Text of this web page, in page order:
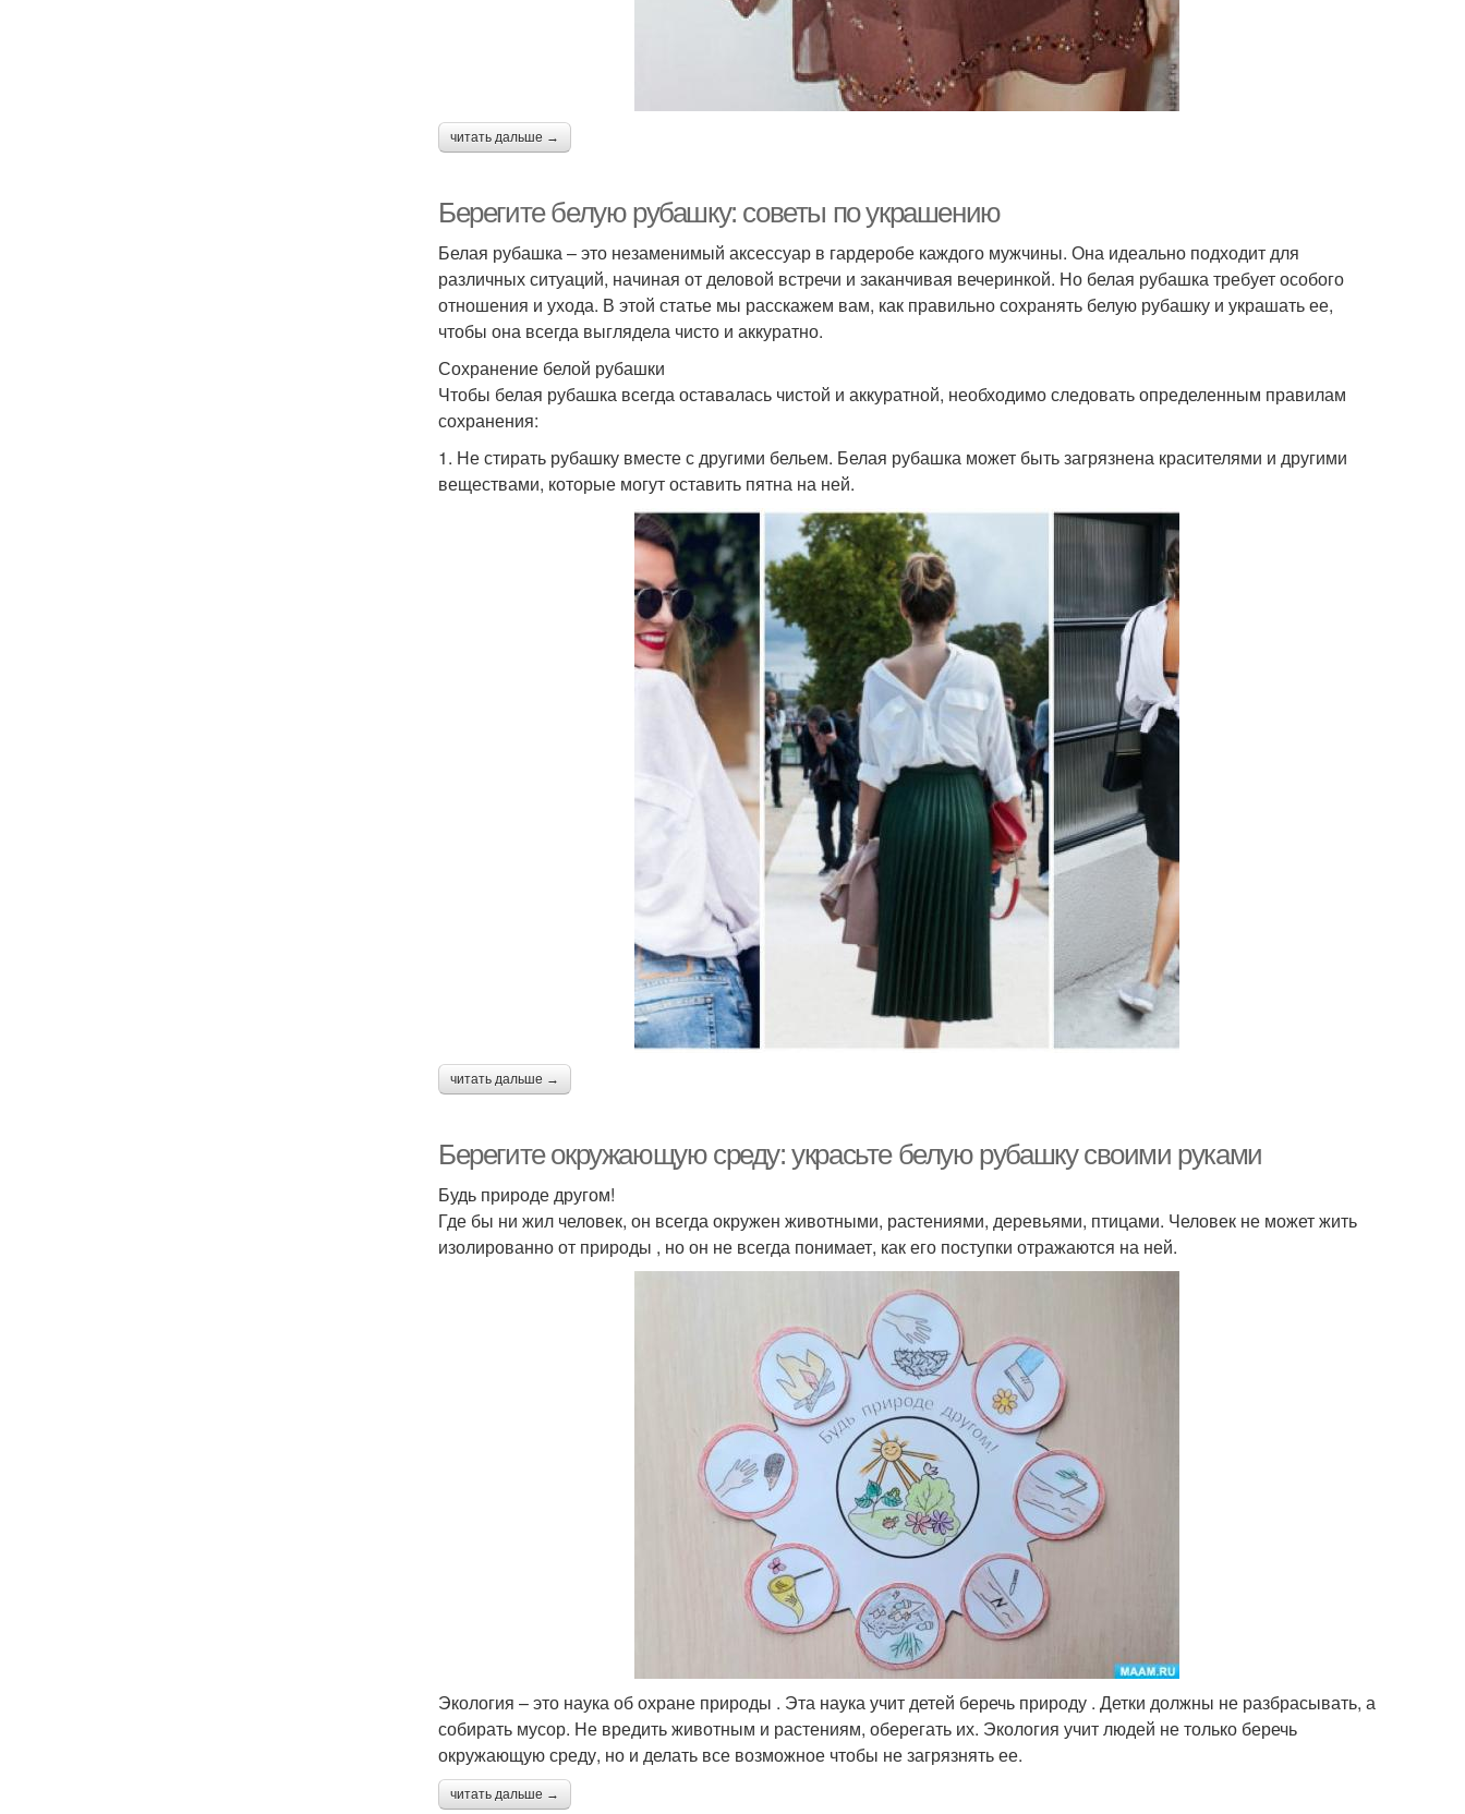
читать дальше →
Берегите белую рубашку: советы по украшению
Белая рубашка – это незаменимый аксессуар в гардеробе каждого мужчины. Она идеально подходит для
различных ситуаций, начиная от деловой встречи и заканчивая вечеринкой. Но белая рубашка требует особого
отношения и ухода. В этой статье мы расскажем вам, как правильно сохранять белую рубашку и украшать ее,
чтобы она всегда выглядела чисто и аккуратно.
Сохранение белой рубашки
Чтобы белая рубашка всегда оставалась чистой и аккуратной, необходимо следовать определенным правилам
сохранения:
1. Не стирать рубашку вместе с другими бельем. Белая рубашка может быть загрязнена красителями и другими
веществами, которые могут оставить пятна на ней.
читать дальше →
Берегите окружающую среду: украсьте белую рубашку своими руками
Будь природе другом!
Где бы ни жил человек, он всегда окружен животными, растениями, деревьями, птицами. Человек не может жить
изолированно от природы , но он не всегда понимает, как его поступки отражаются на ней.
Экология – это наука об охране природы . Эта наука учит детей беречь природу . Детки должны не разбрасывать, а
собирать мусор. Не вредить животным и растениям, оберегать их. Экология учит людей не только беречь
окружающую среду, но и делать все возможное чтобы не загрязнять ее.
читать дальше →